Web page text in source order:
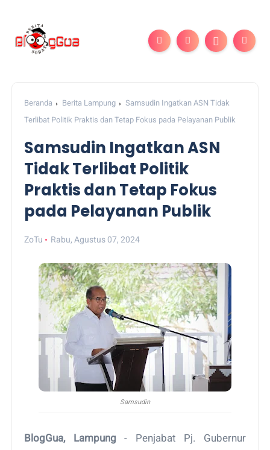
Beranda Berita Lampung
Samsudin Ingatkan ASN Tidak
Terlibat Politik Praktis dan Tetap Fokus pada Pelayanan Publik
Samsudin Ingatkan ASN
Tidak Terlibat Politik
Praktis dan Tetap Fokus
pada Pelayanan Publik
ZoTu Rabu, Agustus 07, 2024
Samsudin
BlogGua, Lampung - Penjabat Pj. Gubernur